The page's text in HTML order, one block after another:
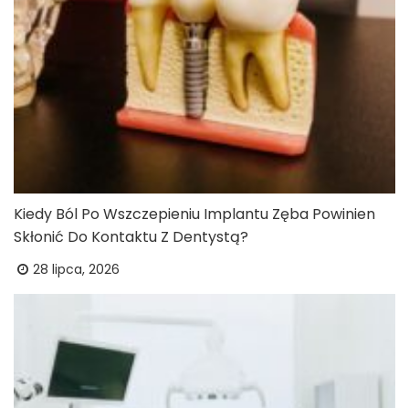
Kiedy Ból Po Wszczepieniu Implantu Zęba Powinien
Skłonić Do Kontaktu Z Dentystą?
28 lipca, 2026